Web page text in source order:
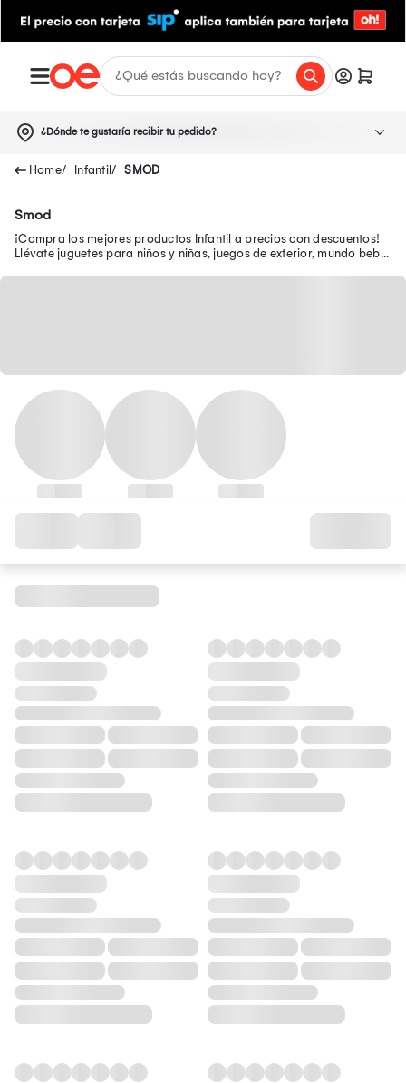
¿Dónde te gustaría recibir tu pedido?
Infantil SMOD
Smod
¡Compra los mejores productos Infantil a precios con descuentos!
Llévate juguetes para niños y niñas, juegos de exterior, mundo bebé,